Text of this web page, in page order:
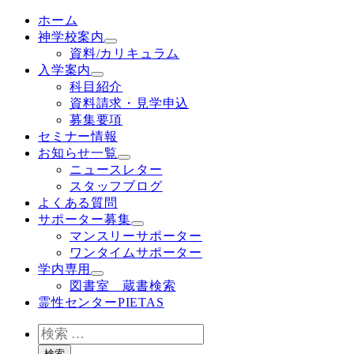
ホーム
神学校案内
資料/カリキュラム
入学案内
科目紹介
資料請求・見学申込
募集要項
セミナー情報
お知らせ一覧
ニュースレター
スタッフブログ
よくある質問
サポーター募集
マンスリーサポーター
ワンタイムサポーター
学内専用
図書室 蔵書検索
霊性センターPIETAS
検
索